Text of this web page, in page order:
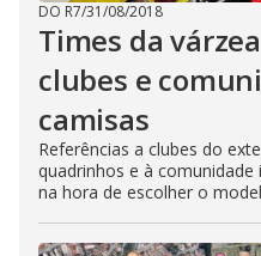
DO R7/31/08/2018
Times da
clubes e
camisas
Referências a clubes do
quadrinhos e à
na hora de escolher o